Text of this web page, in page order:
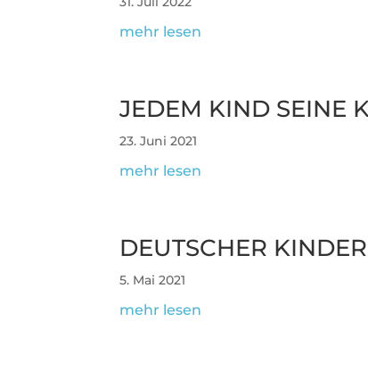
mehr lesen
JEDEM KIND SEINE
23. Juni 2021
mehr lesen
DEUT­SCHER
5. Mai 2021
mehr lesen